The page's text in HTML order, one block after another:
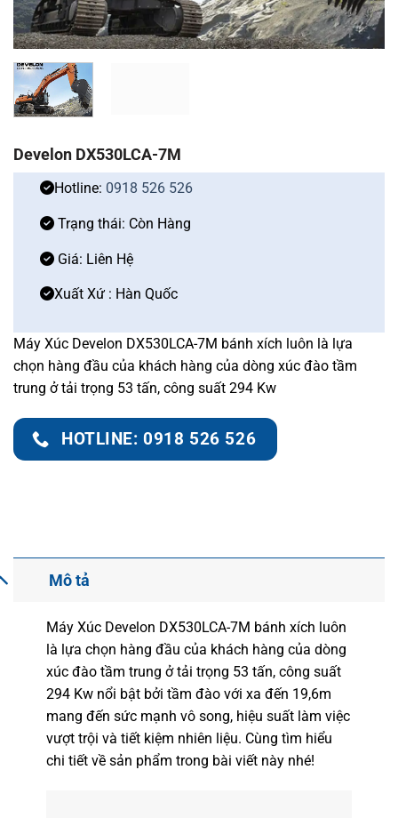
Develon DX530LCA-7M
Hotline: 0918 526 526
Trạng thái: Còn Hàng
Giá: Liên Hệ
Xuất Xứ : Hàn Quốc
Máy Xúc Develon DX530LCA-7M bánh xích luôn là lựa
chọn hàng đầu của khách hàng của dòng xúc đào tầm
trung ở tải trọng 53 tấn, công suất 294 Kw
HOTLINE: 0918 526 526
Mô tả
Máy Xúc Develon DX530LCA-7M bánh xích luôn
là lựa chọn hàng đầu của khách hàng của dòng
xúc đào tầm trung ở tải trọng 53 tấn, công suất
294 Kw nổi bật bởi tầm đào với xa đến 19,6m
mang đến sức mạnh vô song, hiệu suất làm việc
vượt trội và tiết kiệm nhiên liệu. Cùng tìm hiểu
chi tiết về sản phẩm trong bài viết này nhé!